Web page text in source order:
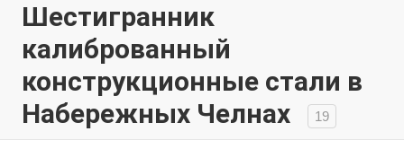
Шестигранник
калиброванный
конструкционные стали в
Набережных Челнах
19